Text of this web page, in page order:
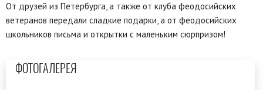
От друзей из Петербурга, а также от клуба феодосийских
ветеранов передали сладкие подарки, а от феодосийских
школьников письма и открытки с маленьким сюрпризом!
ФОТОГАЛЕРЕЯ